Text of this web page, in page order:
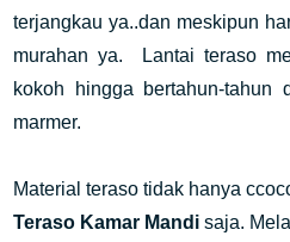
terjangkau ya..dan meskipun
murahan ya. Lantai teraso
kokoh hingga bertahun-
marmer.
Material teraso tidak hanya
Teraso Kamar Mandi saja.